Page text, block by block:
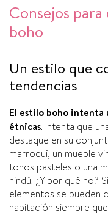
Consejos
boho
Un estilo que
tendencias
El estilo boho intenta
étnicas. Intenta que
destaque en su
marroquí­, un mueble
tonos pasteles o una
hindú. ¿Y por qué no?
elementos se pueden
habitación siempre